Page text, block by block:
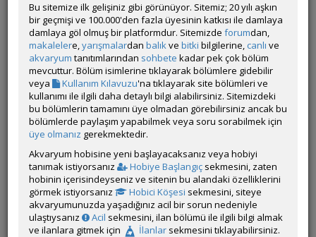
Grubun Diğer Türleri
Liste
Alcolapia alcalicus
(Soda Cichlid)
Anomalochromis
thomasi (Afrika
Kelebeği)
Latince
Adı:
Bu sitemize ilk gelişiniz gibi görünüyor. Sitemiz; 20 yılı aşkın
bir geçmişi ve 100.000'den fazla üyesinin katkısı ile damlaya
damlaya göl olmuş bir platformdur. Sitemizde forumdan,
makalelere,yarışmalardan balıkve bitki bilgilerine, canlı ve
akvaryum tanıtımlarından sohbete kadar pek çok bölüm
mevcuttur. Bölüm isimlerine tıklayarak bölümlere gidebilir
veya
Kullanım Kılavuzu'na tıklayarak site bölümleri ve
kullanımı ile ilgili daha detaylı bilgi alabilirsiniz. Sitemizdeki
bu bölümlerin tamamını üye olmadan görebilirsiniz ancak bu
bölümlerde paylaşım yapabilmek veya soru sorabilmek için
üye olmanız gerekmektedir.
Akvaryum hobisine yeni başlayacaksanız veya hobiyi
tanımak istiyorsanız
Hobiye Başlangıç sekmesini, zaten
hobinin içerisindeyseniz ve sitenin bu alandaki özelliklerini
görmek istiyorsanız
Hobici Köşesi sekmesini, siteye
akvaryumunuzda yaşadığınız acil bir sorun nedeniyle
ulaştıysanız
Acil sekmesini, ilan bölümü ile ilgili bilgi almak
ve ilanlara gitmek için
İlanlar sekmesini tıklayabilirsiniz.